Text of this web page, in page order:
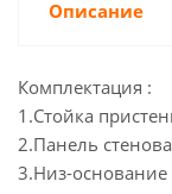
Описание
Комплектация :
1.Стойка
2.Панель
3.Низ-